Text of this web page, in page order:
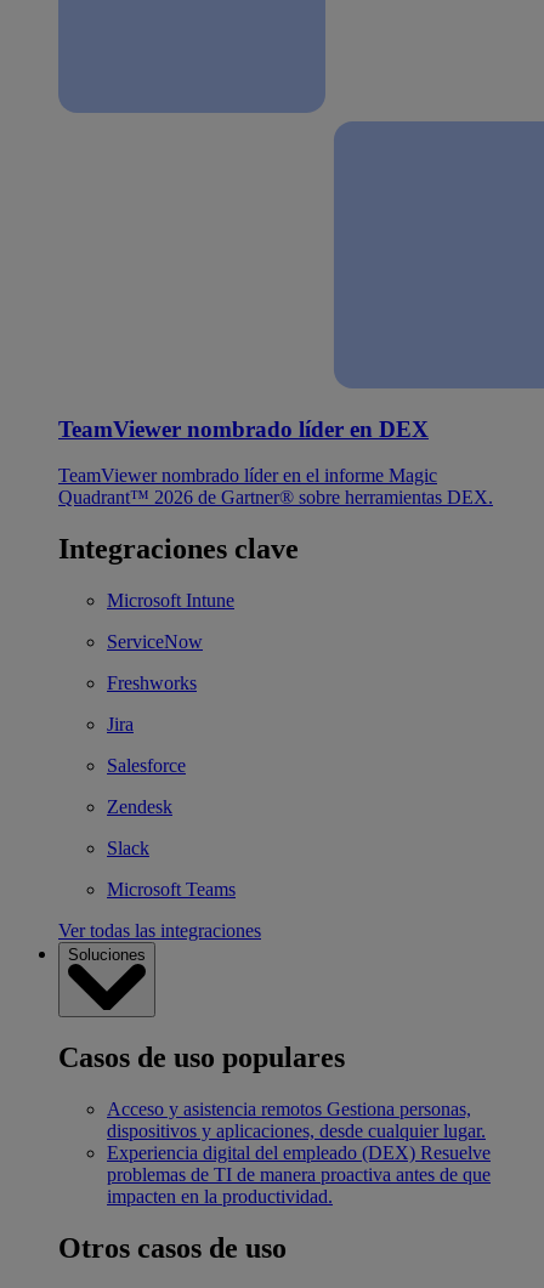
TeamViewer nombrado líder en DEX
TeamViewer nombrado líder en el informe Magic
Quadrant™ 2026 de Gartner® sobre herramientas DEX.
Integraciones clave
Microsoft Intune
ServiceNow
Freshworks
Jira
Salesforce
Zendesk
Slack
Microsoft Teams
Ver todas las integraciones
Soluciones
Casos de uso populares
Acceso y asistencia remotos Gestiona personas,
dispositivos y aplicaciones, desde cualquier lugar.
Experiencia digital del empleado (DEX) Resuelve
problemas de TI de manera proactiva antes de que
impacten en la productividad.
Otros casos de uso